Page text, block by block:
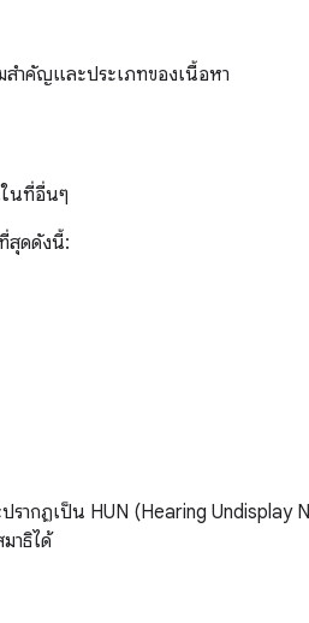
สำคัญและประเภทของเนื้อหา
นที่อื่นๆ
สุดดังนี้:
รากฏเป็น HUN (Hearing
าธิได้